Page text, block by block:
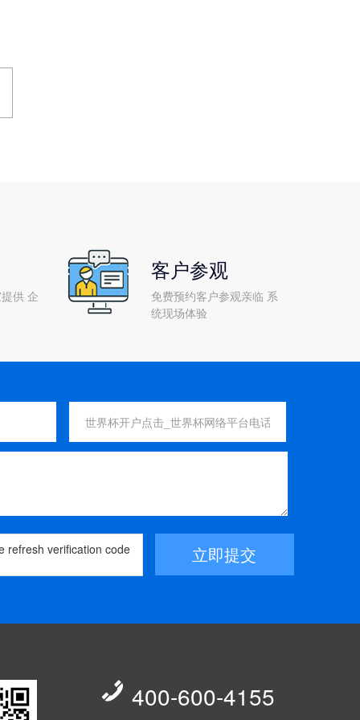
供 企
客户参观
免费预约客户参观亲临 系
统现场体验
立即提交
 400-600-4155